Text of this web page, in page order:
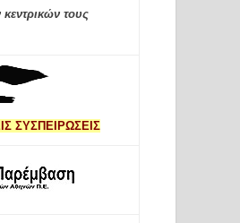
τους
ΣΥΣΠΕΙΡΩΣΕΙΣ